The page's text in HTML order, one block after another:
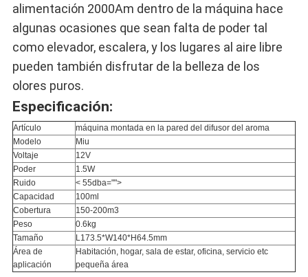
alimentación 2000Am dentro de la máquina hace
algunas ocasiones que sean falta de poder tal
como elevador, escalera, y los lugares al aire libre
pueden también disfrutar de la belleza de los
olores puros.
Especificación:
Artículo
máquina montada en la pared del difusor del aroma
Modelo
Miu
Voltaje
12V
Poder
1.5W
Ruido
< 55dba="">
Capacidad
100ml
Cobertura
150-200m3
Peso
0.6kg
Tamaño
L173.5*W140*H64.5mm
Área de
aplicación
Habitación, hogar, sala de estar, oficina, servicio etc
pequeña área